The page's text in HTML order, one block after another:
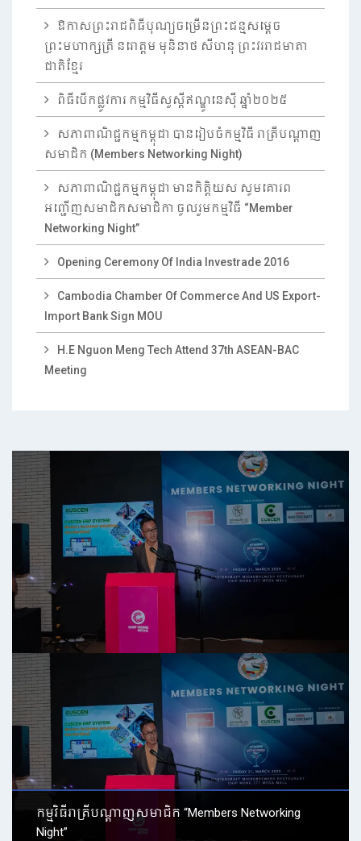
កម្មវិធីរាត្រីបណ្តាញសមាជិក “Members Networking
Night”
ឱកាសព្រះរាជពិធីបុណ្យចម្រើនព្រះជន្មសម្តេច
ព្រះមហាក្សត្រី នរោត្តម មុនិនាថ សីហនុ ព្រះវររាជមាតា
ជាតិខ្មែរ
ពិធីបើកផ្លូវការ កម្មវិធីសួស្តីឥណ្ឌូនេស៊ី ឆ្នាំ២០២៥
សភាពាណិជ្ជកម្មកម្ពុជា បានរៀបចំកម្មវិធី រាត្រីបណ្តាញ
សមាជិក (Members Networking Night)
សភាពាណិជ្ជកម្មកម្ពុជា មានកិត្តិយស សូមគោរព
អញ្ជើញសមាជិកសមាជិកា ចូលរួមកម្មវិធី “Member
Networking Night”
Opening Ceremony Of India Investrade 2016
Cambodia Chamber Of Commerce And US Export-
Import Bank Sign MOU
H.E Nguon Meng Tech Attend 37th ASEAN-BAC
Meeting